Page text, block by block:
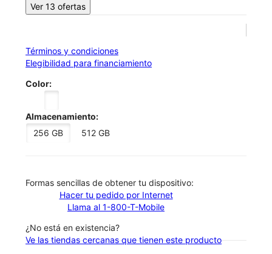
Ver 13 ofertas
Términos y condiciones
Elegibilidad para financiamiento
Color:
Almacenamiento:
256 GB
512 GB
​​​​​​​Formas sencillas de obtener tu dispositivo:
Hacer tu pedido por Internet
Llama al 1-800-T-Mobile
¿No está en existencia?
Ve las tiendas cercanas que tienen este producto